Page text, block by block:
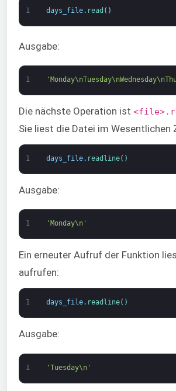
1 days_file. read ( )
Ausgabe:
1
Die nächste Operation ist
Sie liest die Datei im Wesentlichen
1 days_file. readline( )
Ausgabe:
1 'Monday\n'
Ein erneuter Aufruf der Funktion
aufrufen:
1 days_file. readline( )
Ausgabe:
1 'Tuesday\n'